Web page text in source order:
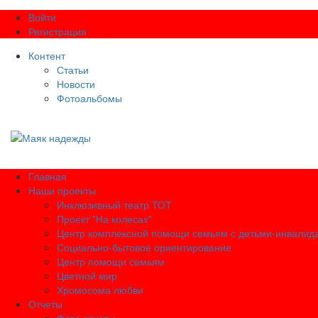
Войти
Регистрация
Контент
Статьи
Новости
Фотоальбомы
Главная
Наши проекты
Инклюзивный театр ТОТ
Проект "На колесах"
Центр комплексной помощи семьям с детьми-
Социально-бытовое ориентирование
Центр помощи семьям
Цветной мир
Хромосома любви
Отчеты